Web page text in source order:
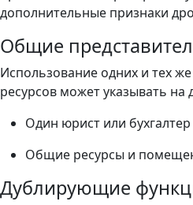
дополнительные признаки
Общие
Использование одних и тех
ресурсов может указывать на
Один юрист или бухгалтер
Общие ресурсы и
Дублирующие